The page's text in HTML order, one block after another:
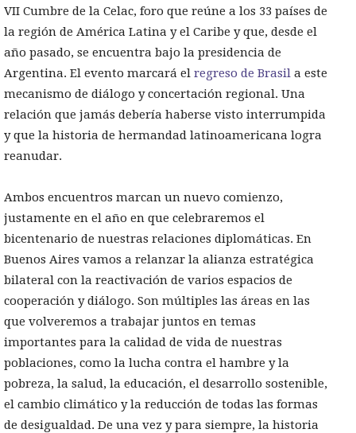
VII Cumbre de la Celac, foro que reúne a los 33 países de
la región de América Latina y el Caribe y que, desde el
año pasado, se encuentra bajo la presidencia de
Argentina. El evento marcará el regreso de Brasil a este
mecanismo de diálogo y concertación regional. Una
relación que jamás debería haberse visto interrumpida
y que la historia de hermandad latinoamericana logra
reanudar.
Ambos encuentros marcan un nuevo comienzo,
justamente en el año en que celebraremos el
bicentenario de nuestras relaciones diplomáticas. En
Buenos Aires vamos a relanzar la alianza estratégica
bilateral con la reactivación de varios espacios de
cooperación y diálogo. Son múltiples las áreas en las
que volveremos a trabajar juntos en temas
importantes para la calidad de vida de nuestras
poblaciones, como la lucha contra el hambre y la
pobreza, la salud, la educación, el desarrollo sostenible,
el cambio climático y la reducción de todas las formas
de desigualdad. De una vez y para siempre, la historia